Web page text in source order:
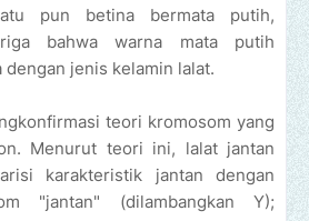
pun betina bermata putih,
bahwa warna mata putih
jenis kelamin lalat.
teori kromosom yang
Menurut teori ini, lalat jantan
karakteristik jantan dengan
"jantan" (dilambangkan Y);